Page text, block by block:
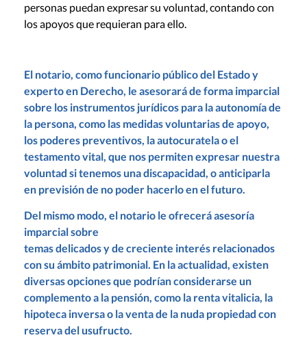
personas puedan expresar su voluntad, contando con
los apoyos que requieran para ello.
El notario, como funcionario público del Estado y
experto en Derecho, le asesorará de forma imparcial
sobre los instrumentos jurídicos para la autonomía de
la persona, como las medidas voluntarias de apoyo,
los poderes preventivos, la autocuratela o el
testamento vital, que nos permiten expresar nuestra
voluntad si tenemos una discapacidad, o anticiparla
en previsión de no poder hacerlo en el futuro.
Del mismo modo, el notario le ofrecerá asesoría
imparcial sobre
temas delicados y de creciente interés relacionados
con su ámbito patrimonial. En la actualidad, existen
diversas opciones que podrían considerarse un
complemento a la pensión, como la renta vitalicia, la
hipoteca inversa o la venta de la nuda propiedad con
reserva del usufructo.